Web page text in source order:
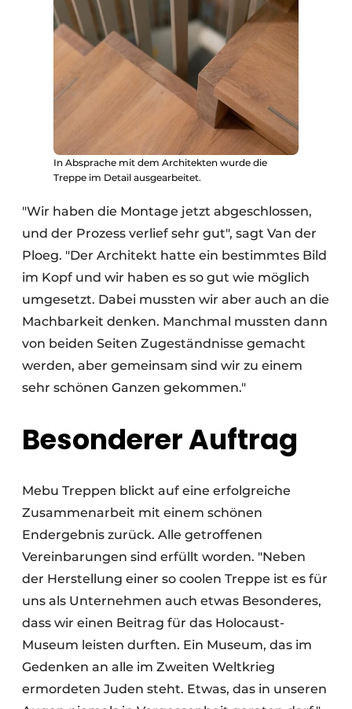
In Absprache mit dem Architekten wurde die
Treppe im Detail ausgearbeitet.
"Wir haben die Montage jetzt abgeschlossen,
und der Prozess verlief sehr gut", sagt Van der
Ploeg. "Der Architekt hatte ein bestimmtes Bild
im Kopf und wir haben es so gut wie möglich
umgesetzt. Dabei mussten wir aber auch an die
Machbarkeit denken. Manchmal mussten dann
von beiden Seiten Zugeständnisse gemacht
werden, aber gemeinsam sind wir zu einem
sehr schönen Ganzen gekommen."
Besonderer Auftrag
Mebu Treppen blickt auf eine erfolgreiche
Zusammenarbeit mit einem schönen
Endergebnis zurück. Alle getroffenen
Vereinbarungen sind erfüllt worden. "Neben
der Herstellung einer so coolen Treppe ist es für
uns als Unternehmen auch etwas Besonderes,
dass wir einen Beitrag für das Holocaust-
Museum leisten durften. Ein Museum, das im
Gedenken an alle im Zweiten Weltkrieg
ermordeten Juden steht. Etwas, das in unseren